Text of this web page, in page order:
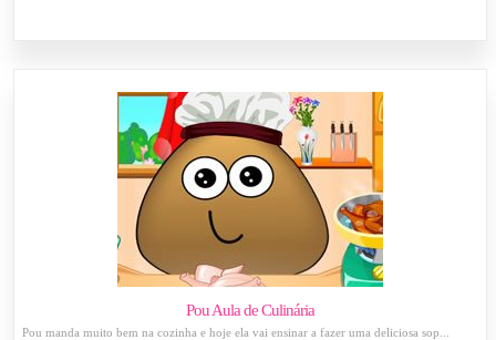
Pou Aula de Culinária
Pou manda muito bem na cozinha e hoje ela vai ensinar a fazer uma deliciosa sop...